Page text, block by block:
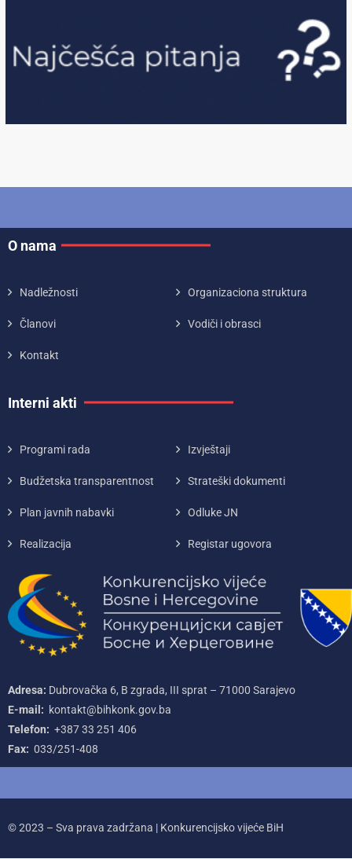
O nama
Nadležnosti Organizaciona struktura
Članovi Vodiči i obrasci
Kontakt
Interni akti
Programi rada Izvještaji
Budžetska transparentnost Strateški dokumenti
Plan javnih nabavki Odluke JN
Realizacija Registar ugovora
Adresa: Dubrovačka 6, B zgrada, III sprat – 71000‌ Sarajevo
E-mail: kontakt@bihkonk.gov.ba
Telefon: +387‌ 33‌ 251‌ 406
Fax: 033/251-408
© 2023 – Sva prava zadržana | Konkurencijsko vijeće BiH